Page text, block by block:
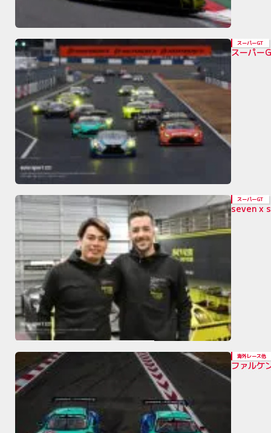
スーパー
スーパーGT
seven x
スーパーGT
ファルケ
海外レース他